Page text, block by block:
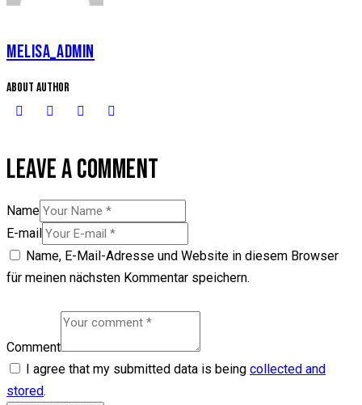
MELISA_ADMIN
About Author
LEAVE A COMMENT
Name
E-mail
Name, E-Mail-Adresse und Website in diesem Browser
für meinen nächsten Kommentar speichern.
Comment
I agree that my submitted data is being collected and
stored.